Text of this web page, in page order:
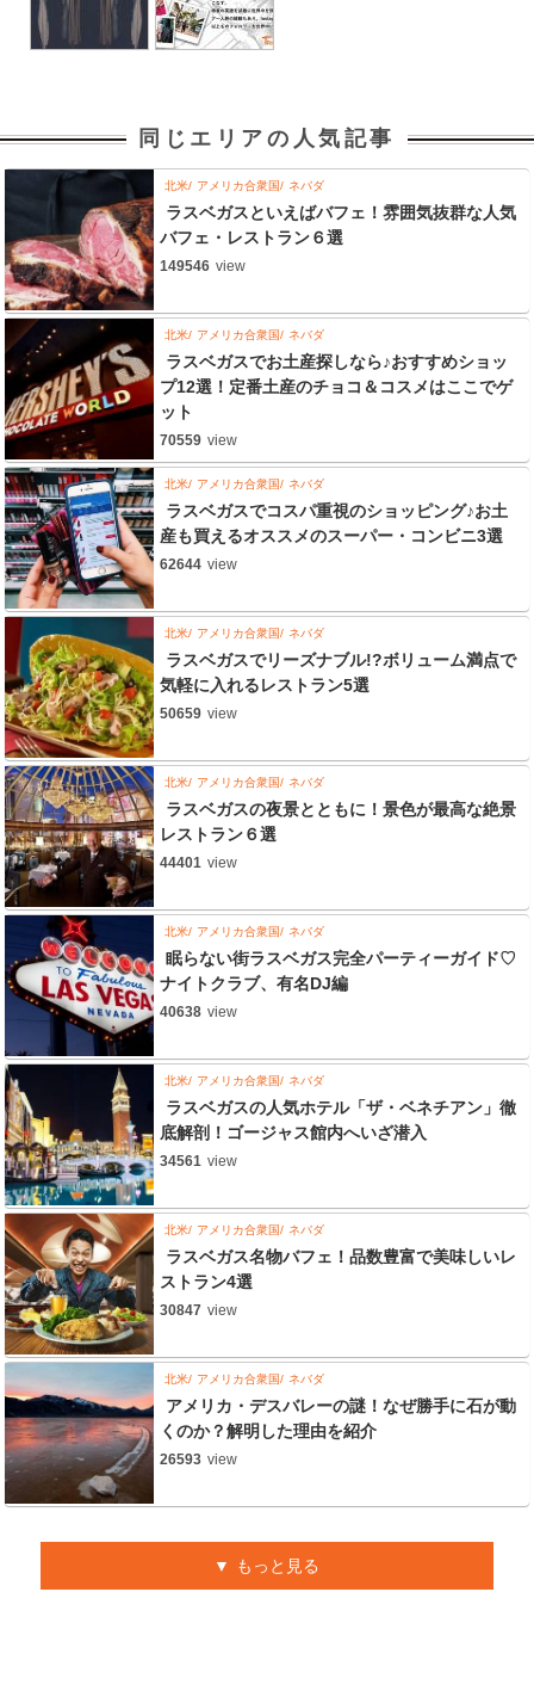
同じエリアの人気記事
北米 アメリカ合衆国 ネバダ
ラスベガスといえばバフェ！雰囲気抜群な人気
バフェ・レストラン６選
149546 view
北米 アメリカ合衆国 ネバダ
ラスベガスでお土産探しなら♪おすすめショッ
プ12選！定番土産のチョコ＆コスメはここでゲ
ット
70559 view
北米 アメリカ合衆国 ネバダ
ラスベガスでコスパ重視のショッピング♪お土
産も買えるオススメのスーパー・コンビニ3選
62644 view
北米 アメリカ合衆国 ネバダ
ラスベガスでリーズナブル!?ボリューム満点で
気軽に入れるレストラン5選
50659 view
北米 アメリカ合衆国 ネバダ
ラスベガスの夜景とともに！景色が最高な絶景
レストラン６選
44401 view
北米 アメリカ合衆国 ネバダ
眠らない街ラスベガス完全パーティーガイド♡
ナイトクラブ、有名DJ編
40638 view
北米 アメリカ合衆国 ネバダ
ラスベガスの人気ホテル「ザ・ベネチアン」徹
底解剖！ゴージャス館内へいざ潜入
34561 view
北米 アメリカ合衆国 ネバダ
ラスベガス名物バフェ！品数豊富で美味しいレ
ストラン4選
30847 view
北米 アメリカ合衆国 ネバダ
アメリカ・デスバレーの謎！なぜ勝手に石が動
くのか？解明した理由を紹介
26593 view
もっと見る